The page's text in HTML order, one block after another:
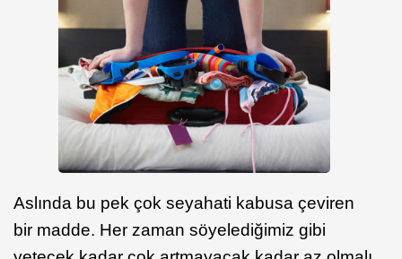
Aslında bu pek çok seyahati kabusa çeviren
bir madde. Her zaman söyelediğimiz gibi